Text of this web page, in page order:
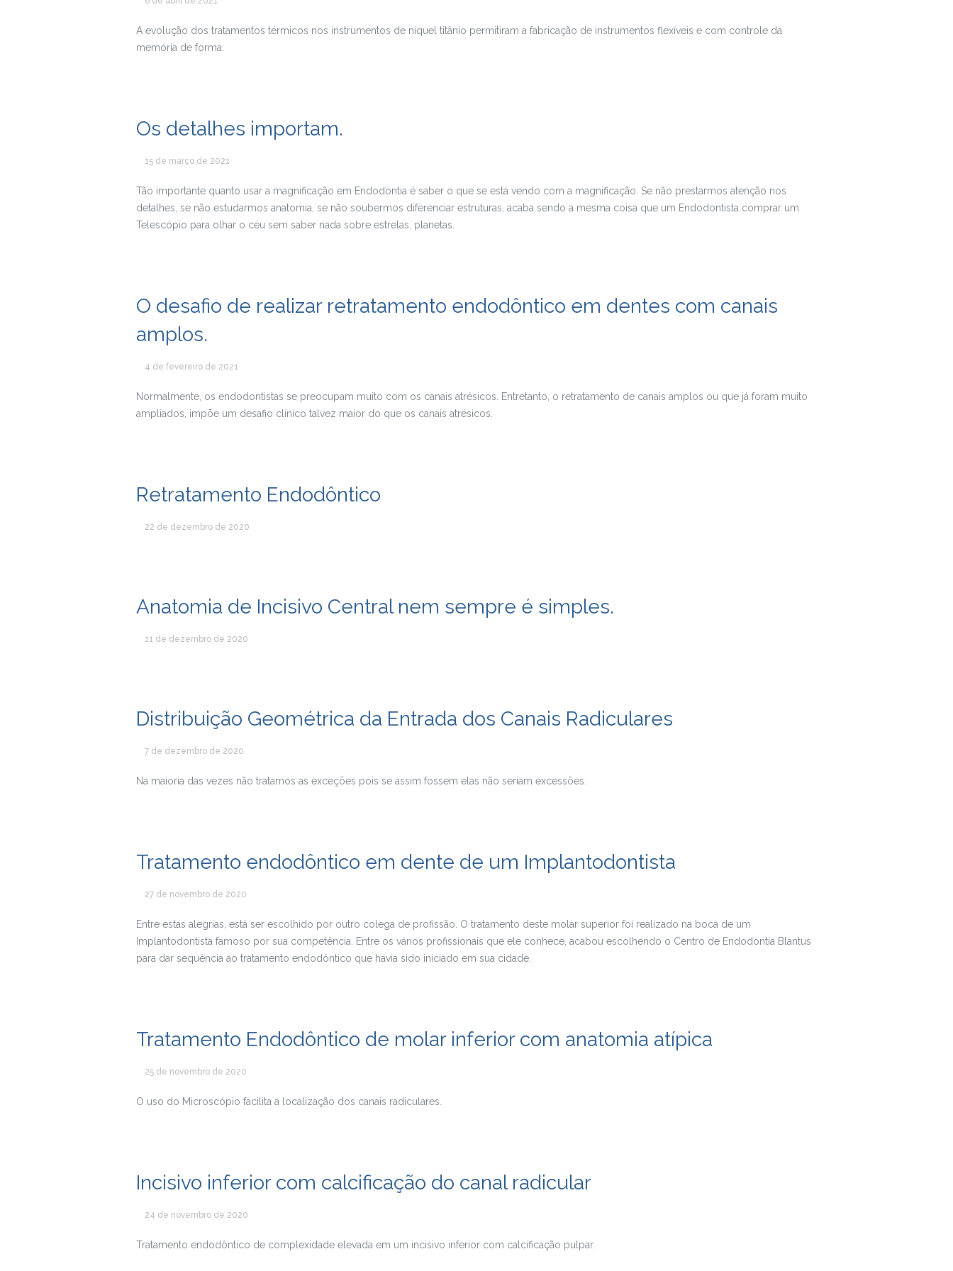
A evolução dos tratamentos térmicos nos instrumentos de niquel titânio permitiram a fabricação de instrumentos flexíveis e com controle da
memória de forma.
Os detalhes importam.
15 de março de 2021
Tão importante quanto usar a magnificação em Endodontia é saber o que se está vendo com a magnificação. Se não prestarmos atenção nos
detalhes, se não estudarmos anatomia, se não soubermos diferenciar estruturas, acaba sendo a mesma coisa que um Endodontista comprar um
Telescópio para olhar o céu sem saber nada sobre estrelas, planetas.
O desafio de realizar retratamento endodôntico em dentes com canais
amplos.
4 de fevereiro de 2021
Normalmente, os endodontistas se preocupam muito com os canais atrésicos. Entretanto, o retratamento de canais amplos ou que já foram muito
ampliados, impõe um desafio clínico talvez maior do que os canais atrésicos.
Retratamento Endodôntico
22 de dezembro de 2020
Anatomia de Incisivo Central nem sempre é simples.
11 de dezembro de 2020
Distribuição Geométrica da Entrada dos Canais Radiculares
7 de dezembro de 2020
Na maioria das vezes não tratamos as exceções pois se assim fossem elas não seriam excessões.
Tratamento endodôntico em dente de um Implantodontista
27 de novembro de 2020
Entre estas alegrias, está ser escolhido por outro colega de profissão. O tratamento deste molar superior foi realizado na boca de um
Implantodontista famoso por sua competência. Entre os vários profissionais que ele conhece, acabou escolhendo o Centro de Endodontia Blantus
para dar sequência ao tratamento endodôntico que havia sido iniciado em sua cidade.
Tratamento Endodôntico de molar inferior com anatomia atípica
25 de novembro de 2020
O uso do Microscópio facilita a localização dos canais radiculares.
Incisivo inferior com calcificação do canal radicular
24 de novembro de 2020
Tratamento endodôntico de complexidade elevada em um incisivo inferior com calcificação pulpar.